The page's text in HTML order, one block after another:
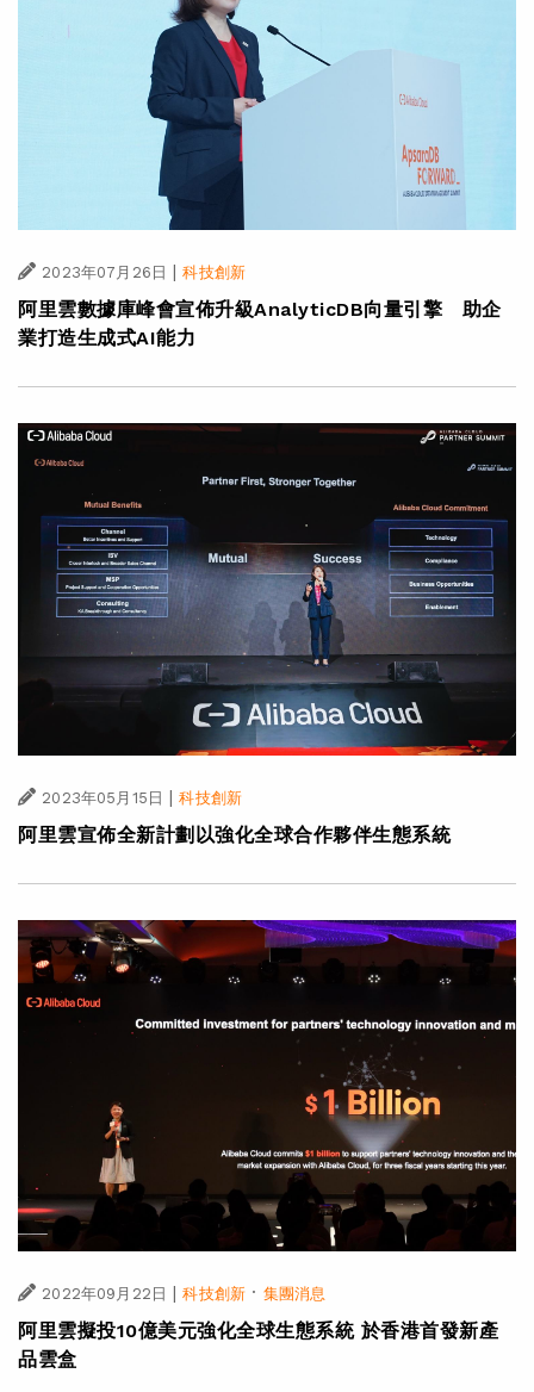
2023年07月26日 | 科技創新
阿里雲數據庫峰會宣佈升級AnalyticDB向量引擎 助企
業打造生成式AI能力
2023年05月15日 | 科技創新
阿里雲宣佈全新計劃以強化全球合作夥伴生態系統
2022年09月22日 科技創新 · 集團消息
阿里雲擬投10億美元強化全球生態系統 於香港首發新產
品雲盒